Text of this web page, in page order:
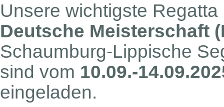
Unsere wichtigste
Deutsche Meisterschaft
Schaumburg-Lippische
sind vom 10.09.-
eingeladen.